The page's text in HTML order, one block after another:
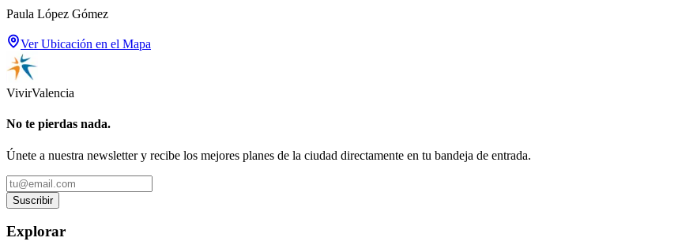
Paula López Gómez
Ver Ubicación en el Mapa
VivirValencia
No te pierdas nada.
Únete a nuestra newsletter y recibe los mejores planes de la ciudad directamente en tu bandeja de entrada.
Suscribir
Explorar